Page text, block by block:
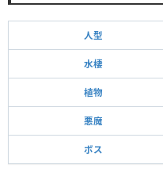
人型
水棲
植物
悪魔
ボス